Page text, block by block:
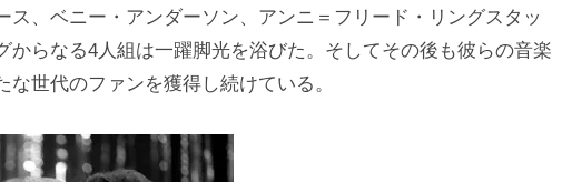
ス、ベニー・アンダーソン、アンニ＝フリード・リングスタッ
からなる4人組は一躍脚光を浴びた。そしてその後も彼らの音楽
世代のファンを獲得し続けている。